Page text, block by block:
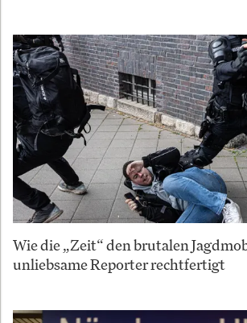
Wie die „Zeit“ den brutalen
unliebsame Reporter rechtfertigt